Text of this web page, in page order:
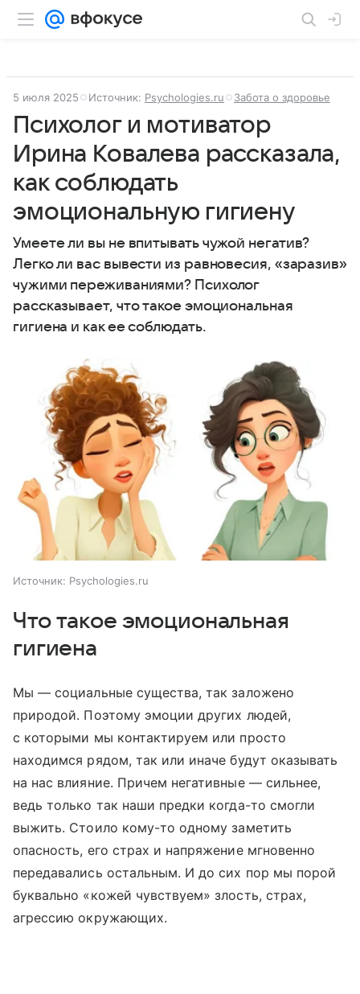
5 июля 2025 Источник: Psychologies.ru Забота о здоровье
Психолог и мотиватор
Ирина Ковалева рассказала,
как соблюдать
эмоциональную гигиену
Умеете ли вы не впитывать чужой негатив?
Легко ли вас вывести из равновесия, «заразив»
чужими переживаниями? Психолог
рассказывает, что такое эмоциональная
гигиена и как ее соблюдать.
Источник: Psychologies.ru
Что такое эмоциональная
гигиена
Мы — социальные существа, так заложено
природой. Поэтому эмоции других людей,
с которыми мы контактируем или просто
находимся рядом, так или иначе будут оказывать
на нас влияние. Причем негативные — сильнее,
ведь только так наши предки когда-то смогли
выжить. Стоило кому-то одному заметить
опасность, его страх и напряжение мгновенно
передавались остальным. И до сих пор мы порой
буквально «кожей чувствуем» злость, страх,
агрессию окружающих.